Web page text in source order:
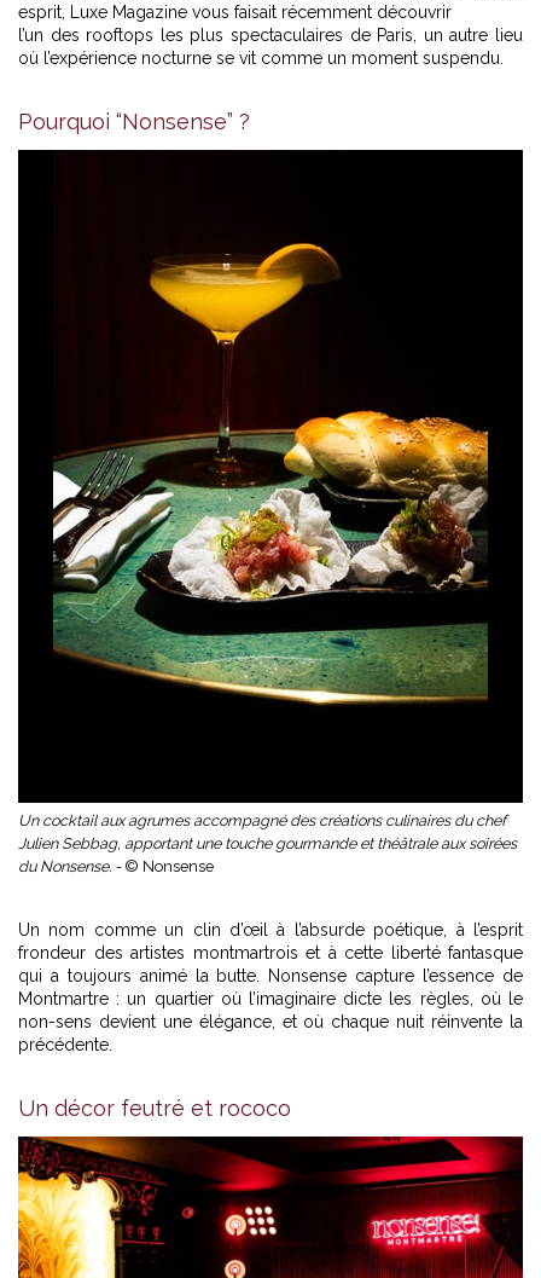
esprit, Luxe Magazine vous faisait récemment découvrir
l’un des rooftops les plus spectaculaires de Paris , un autre lieu
où l’expérience nocturne se vit comme un moment suspendu.
Pourquoi “Nonsense” ?
Un cocktail aux agrumes accompagné des créations culinaires du chef
Julien Sebbag, apportant une touche gourmande et théâtrale aux soirées
du Nonsense. - © Nonsense
Un nom comme un clin d’œil à l’absurde poétique, à l’esprit
frondeur des artistes montmartrois et à cette liberté fantasque
qui a toujours animé la butte. Nonsense capture l’essence de
Montmartre : un quartier où l’imaginaire dicte les règles, où le
non-sens devient une élégance, et où chaque nuit réinvente la
précédente.
Un décor feutré et rococo